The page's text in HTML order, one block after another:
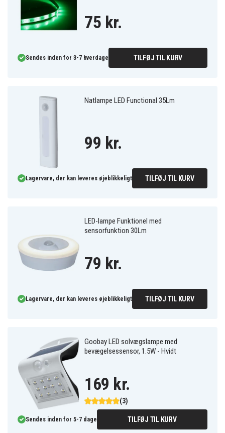
75 kr.
Sendes inden for 3-7 hverdage TILFØJ TIL KURV
Natlampe LED Functional 35Lm
99 kr.
Lagervare, der kan leveres øjeblikkeligt TILFØJ TIL KURV
LED-lampe Funktionel med
sensorfunktion 30Lm
79 kr.
Lagervare, der kan leveres øjeblikkeligt TILFØJ TIL KURV
Goobay LED solvægslampe med
bevægelsessensor, 1.5W - Hvidt
(3)
169 kr.
Sendes inden for 5-7 dage TILFØJ TIL KURV